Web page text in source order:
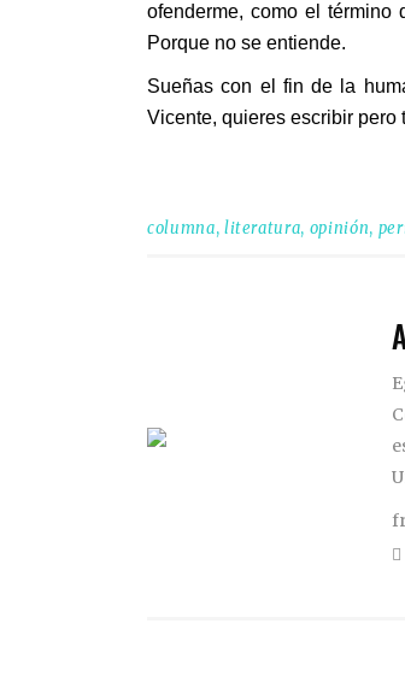
ofenderme, como el término
Porque no se entiende.
Sueñas con el fin de la
Vicente, quieres escribir pero
columna, literatura, opinión,